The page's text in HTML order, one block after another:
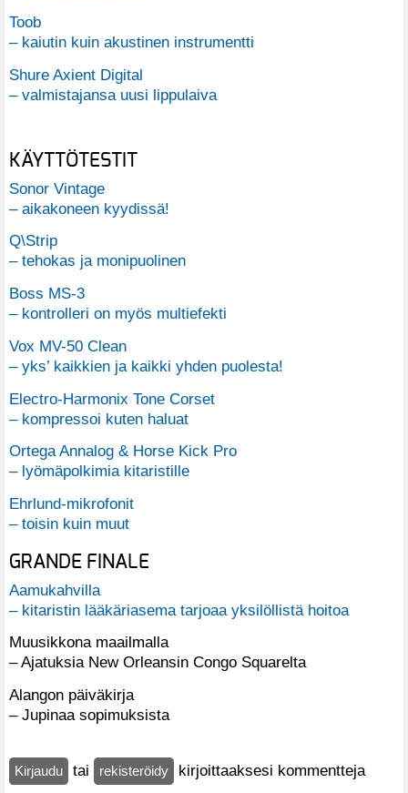
Toob
– kaiutin kuin akustinen instrumentti
Shure Axient Digital
– valmistajansa uusi lippulaiva
KÄYTTÖTESTIT
Sonor Vintage
– aikakoneen kyydissä!
Q\Strip
– tehokas ja monipuolinen
Boss MS-3
– kontrolleri on myös multiefekti
Vox MV-50 Clean
– yks’ kaikkien ja kaikki yhden puolesta!
Electro-Harmonix Tone Corset
– kompressoi kuten haluat
Ortega Annalog & Horse Kick Pro
– lyömäpolkimia kitaristille
Ehrlund-mikrofonit
– toisin kuin muut
GRANDE FINALE
Aamukahvilla
– kitaristin lääkäriasema tarjoaa yksilöllistä hoitoa
Muusikkona maailmalla
– Ajatuksia New Orleansin Congo Squarelta
Alangon päiväkirja
– Jupinaa sopimuksista
Kirjaudu tai rekisteröidy kirjoittaaksesi kommentteja